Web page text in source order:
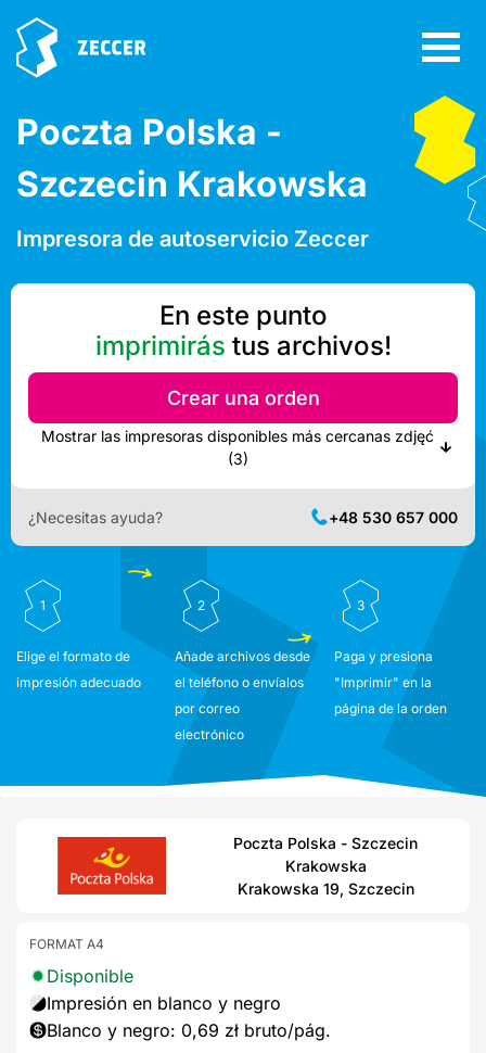
Poczta Polska -
Szczecin Krakowska
Impresora de autoservicio Zeccer
En este punto
imprimirás tus archivos!
Crear una orden
Mostrar las impresoras disponibles más cercanas zdjęć
(3)
¿Necesitas ayuda? +48 530 657 000
1
Elige el formato de
impresión adecuado
2
Añade archivos desde
el teléfono o envíalos
por correo
electrónico
3
Paga y presiona
"Imprimir" en la
página de la orden
Poczta Polska - Szczecin
Krakowska
Krakowska 19, Szczecin
FORMAT A4
Disponible
Impresión en blanco y negro
Blanco y negro: 0,69 zł bruto/pág.